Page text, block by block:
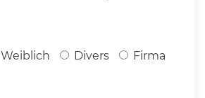
Weiblich Divers Firma